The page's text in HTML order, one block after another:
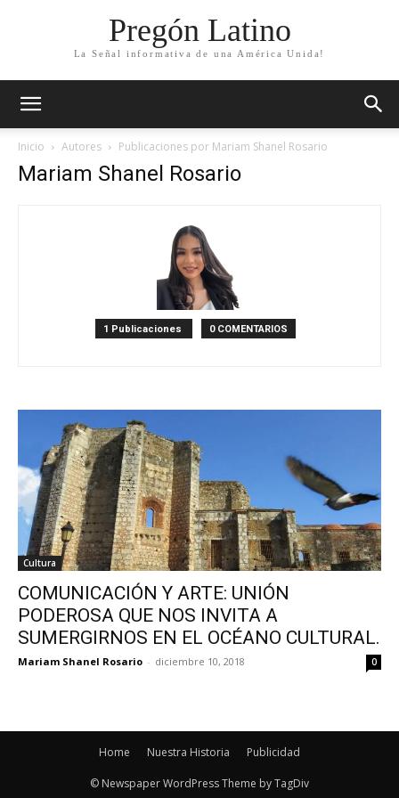
Pregón Latino
La Señal informativa de una América Unida!
Inicio Autores Publicaciones por Mariam Shanel Rosario
Mariam Shanel Rosario
1 Publicaciones 0 COMENTARIOS
Cultura
COMUNICACIÓN Y ARTE: UNIÓN
PODEROSA QUE NOS INVITA A
SUMERGIRNOS EN EL OCÉANO CULTURAL.
Mariam Shanel Rosario - diciembre 10, 2018 0
Home Nuestra Historia Publicidad
© Newspaper WordPress Theme by TagDiv